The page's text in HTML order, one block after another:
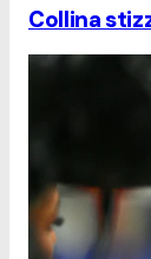
Collina